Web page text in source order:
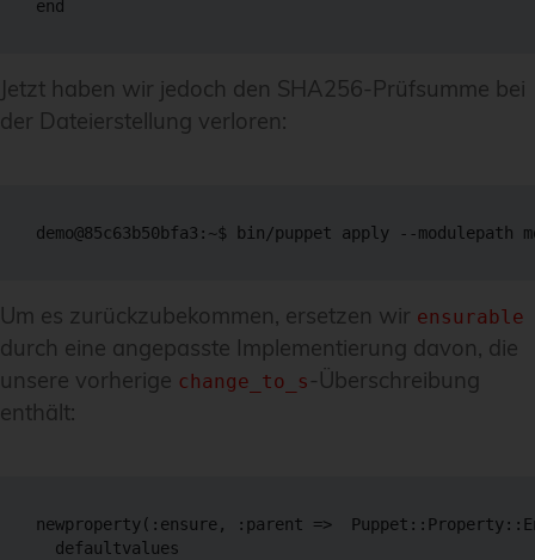
Jetzt haben wir jedoch den SHA256-Prüfsumme bei
der Dateierstellung verloren:
Um es zurückzubekommen, ersetzen wir ensurable
durch eine angepasste Implementierung davon, die
unsere vorherige change_to_s -Überschreibung
enthält:
newproperty(:ensure, :parent =>
  defaultvalues